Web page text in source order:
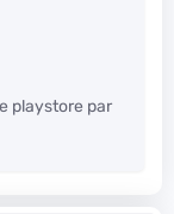
playstore par